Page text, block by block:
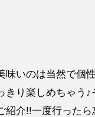
味いのは当然で個
きり楽しめちゃう♪
紹介!!一度行ったら